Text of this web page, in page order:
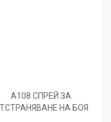
A108 СПРЕЙ ЗА
НА БОЯ